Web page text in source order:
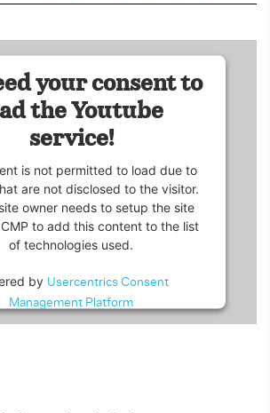
your consent to
the Youtube
service!
is not permitted to load due to
are not disclosed to the visitor.
owner needs to setup the site
to add this content to the list
of technologies used.
by Usercentrics Consent
Management Platform